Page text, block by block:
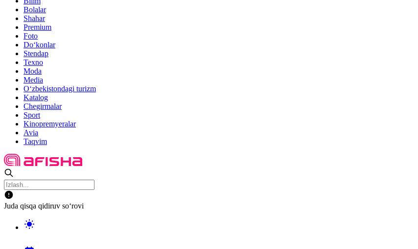
Bolalar
Shahar
Premium
Foto
Do‘konlar
Stendap
Texno
Moda
Media
O‘zbekistondagi turizm
Katalog
Chegirmalar
Sport
Kinopremyeralar
Avia
Taqvim
Juda qisqa qidiruv so‘rovi